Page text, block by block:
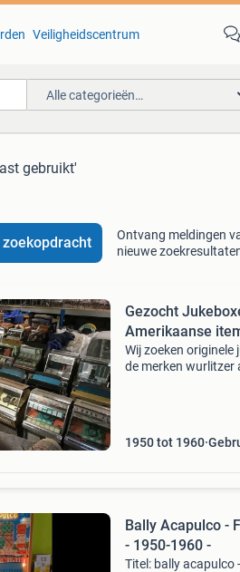
Veiligheidscentrum
Alle categorieën…
gebruikt'
Ontvang meldingen
nieuwe
Gezocht
Amerikaanse
Wij zoeken originele
de merken wurlitzer
1950 tot 1960
Bally Acapulco -
- 1950-1960 -
Titel: bally acapulco